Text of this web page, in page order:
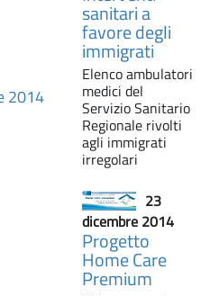
2014
sanitari a
favore degli
immigrati
Elenco ambulatori
medici del
Servizio Sanitario
Regionale rivolti
agli immigrati
irregolari
23
dicembre 2014
Progetto
Home Care
Premium